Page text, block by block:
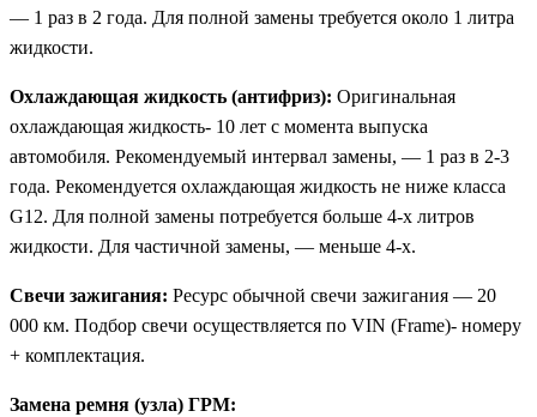
— 1 раз в 2 года. Для полной замены требуется около 1 литра
жидкости.
Охлаждающая жидкость (антифриз): Оригинальная
охлаждающая жидкость- 10 лет с момента выпуска
автомобиля. Рекомендуемый интервал замены, — 1 раз в 2-3
года. Рекомендуется охлаждающая жидкость не ниже класса
G12. Для полной замены потребуется больше 4-х литров
жидкости. Для частичной замены, — меньше 4-х.
Свечи зажигания: Ресурс обычной свечи зажигания — 20
000 км. Подбор свечи осуществляется по VIN (Frame)- номеру
+ комплектация.
Замена ремня (узла) ГРМ: